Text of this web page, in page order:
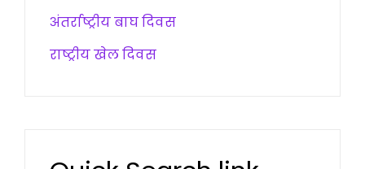
अंतर्राष्ट्रीय बाघ दिवस
राष्ट्रीय खेल दिवस